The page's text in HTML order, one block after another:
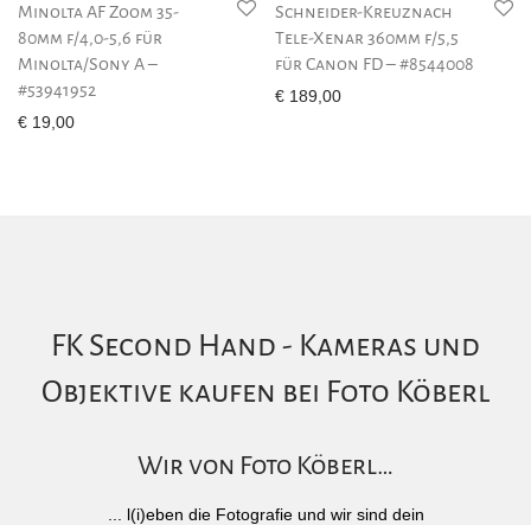
Minolta AF Zoom 35-
80mm f/4,0-5,6 für
Minolta/Sony A –
#53941952
€ 19,00
Schneider-Kreuznach
Tele-Xenar 360mm f/5,5
für Canon FD – #8544008
€ 189,00
FK Second Hand - Kameras und
Objektive kaufen bei Foto Köberl
Wir von Foto Köberl…
... l(i)eben die Fotografie und wir sind dein